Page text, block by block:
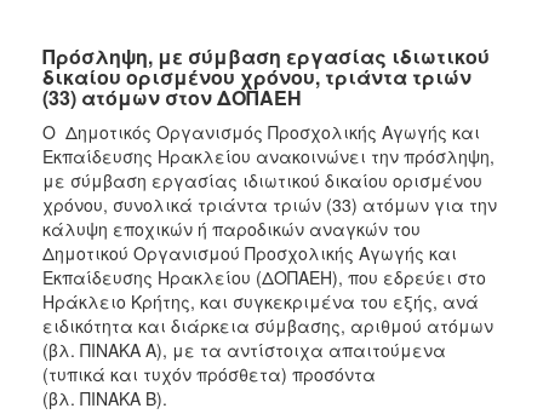
2020
2019
2018
2017
2016
2015
2013
ΔΗΜΟΤΗΣ
Πρόσληψη, με σύμβαση εργασίας ιδιωτικού
δικαίου ορισμένου χρόνου, τριάντα τριών
(33) ατόμων στον ΔΟΠΑΕΗ
Ο Δημοτικός Οργανισμός Προσχολικής Αγωγής και
Εκπαίδευσης Ηρακλείου ανακοινώνει την πρόσληψη,
με σύμβαση εργασίας ιδιωτικού δικαίου ορισμένου
χρόνου, συνολικά τριάντα τριών (33) ατόμων για την
κάλυψη εποχικών ή παροδικών αναγκών του
Δημοτικού Οργανισμού Προσχολικής Αγωγής και
Εκπαίδευσης Ηρακλείου (ΔΟΠΑΕΗ), που εδρεύει στο
Ηράκλειο Κρήτης, και συγκεκριμένα του εξής, ανά
ειδικότητα και διάρκεια σύμβασης, αριθμού ατόμων
(βλ. ΠΙΝΑΚΑ Α), με τα αντίστοιχα απαιτούμενα
(τυπικά και τυχόν πρόσθετα) προσόντα
(βλ. ΠΙΝΑΚΑ Β).